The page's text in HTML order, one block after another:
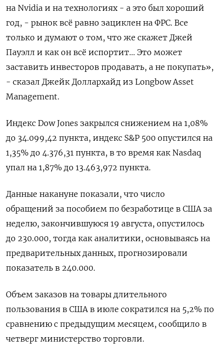
на Nvidia и на технологиях - а это был хороший
год, - рынок всё равно зациклен на ФРС. Все
только и думают о том, что же скажет Джей
Пауэлл и как он всё испортит... Это может
заставить инвесторов продавать, а не покупать»,
- сказал Джейк Доллархайд из Longbow Asset
Management.
Индекс Dow Jones закрылся снижением на 1,08%
до 34.099,42 пункта, индекс S&P 500 опустился на
1,35% до 4.376,31 пункта, в то время как ​Nasdaq
упал на 1,87% до 13.463,972 пункта.
Данные накануне показали, что число
обращений за пособием по безработице в США за
неделю, закончившуюся 19 августа, опустилось
до 230.000, тогда как аналитики, основываясь на
предварительных данных, прогнозировали
показатель в 240.000.
Объем заказов на товары длительного
пользования в США в июле сократился на 5,2% по
сравнению с предыдущим месяцем, сообщило в
четверг министерство торговли.